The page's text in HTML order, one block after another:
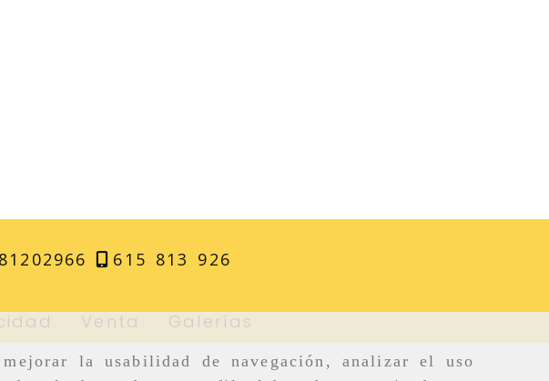
la usabilidad de navegación, analizar el uso
615 813 926
Venta Galerías